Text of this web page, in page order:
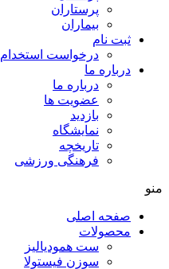
پرستاران
بيماران
ثبت نام
درخواست استخدام
درباره ما
درباره ما
عضویت ها
بازدید
نمایشگاه
تاريخچه
فرهنگی ورزشی
منو
صفحه اصلی
محصولات
ست همودیالیز
سوزن فیستولا